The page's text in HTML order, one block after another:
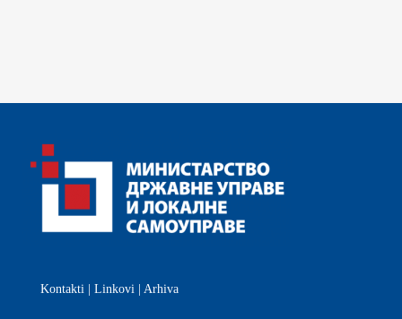
Kontakti Linkovi Arhiva